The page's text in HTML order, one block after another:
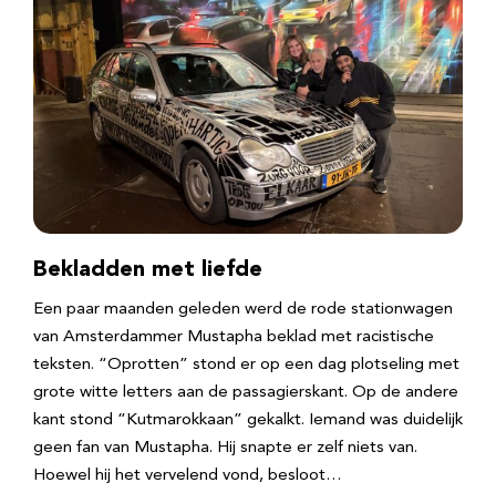
Bekladden met liefde
Een paar maanden geleden werd de rode stationwagen
van Amsterdammer Mustapha beklad met racistische
teksten. “Oprotten” stond er op een dag plotseling met
grote witte letters aan de passagierskant. Op de andere
kant stond “Kutmarokkaan” gekalkt. Iemand was duidelijk
geen fan van Mustapha. Hij snapte er zelf niets van.
Hoewel hij het vervelend vond, besloot…